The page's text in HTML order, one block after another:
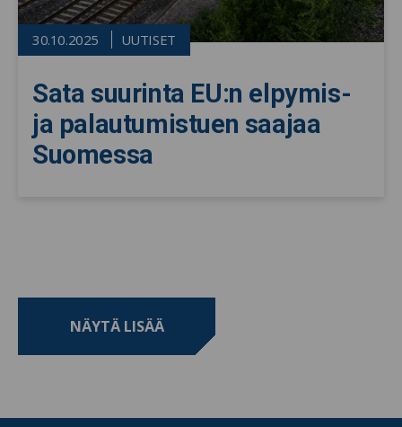
30.10.2025 UUTISET
Sata suurinta EU:n elpymis-
ja palautumistuen saajaa
Suomessa
NÄYTÄ LISÄÄ